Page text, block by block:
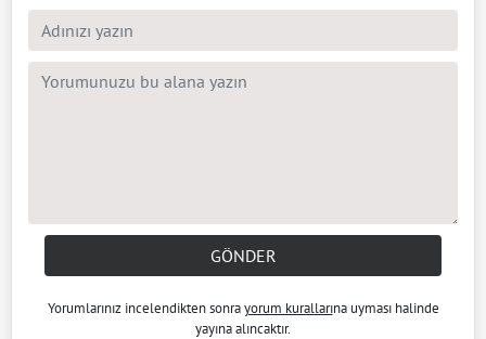
GÖNDER
Yorumlarınız incelendikten sonrayorum kurallarına uyması halinde
yayına alıncaktır.